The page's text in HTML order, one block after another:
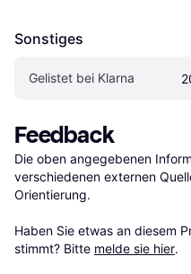
Sonstiges
Gelistet bei Klarna
Feedback
Die oben angegebenen
verschiedenen externen
Orientierung.
Haben Sie etwas an diesem
stimmt? Bitte melde sie hier.